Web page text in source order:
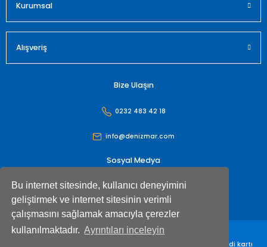
Bu internet sitesinde, kullanıcı deneyimini
geliştirmek ve internet sitesinin verimli
çalışmasını sağlamak amacıyla çerezler
kullanılmaktadır. Ayrıntıları inceleyin
Kurumsal
Alışveriş
Bize Ulaşın
0232 483 42 18
info@denizmar.com
Sosyal Medya
Denizmar İç Dış Ticaret Anonim Şirketi© Tüm hakları saklıdır. Kredi kartı